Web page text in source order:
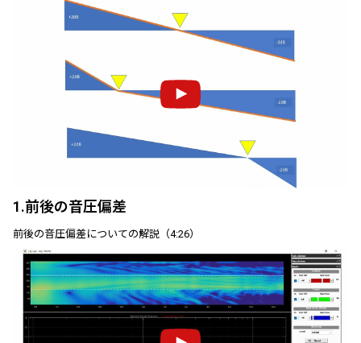
1.前後の音圧偏差
前後の音圧偏差についての解説（4:26）